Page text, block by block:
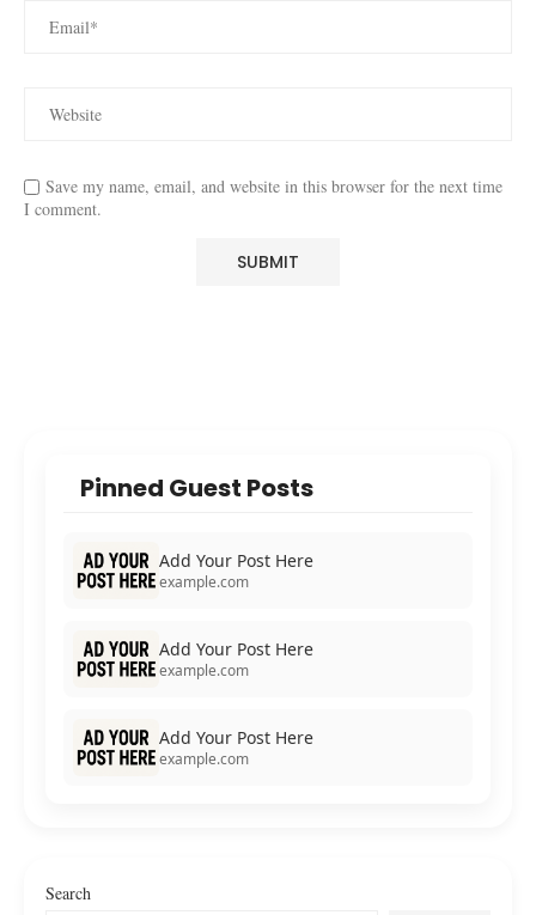
Save my name, email, and website in this browser for the next time
I comment.
Pinned Guest Posts
Add Your Post Here
example.com
Add Your Post Here
example.com
Add Your Post Here
example.com
Search